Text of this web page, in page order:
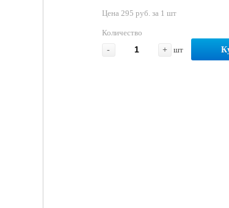
Цена 295 руб. за 1 шт
Количество
-
+ шт